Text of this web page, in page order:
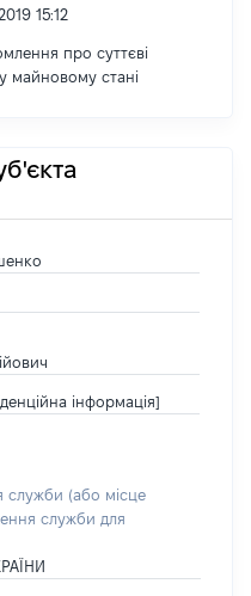
15:12
про суттєві
майновому стані
інформація]
служби (або місце
служби для